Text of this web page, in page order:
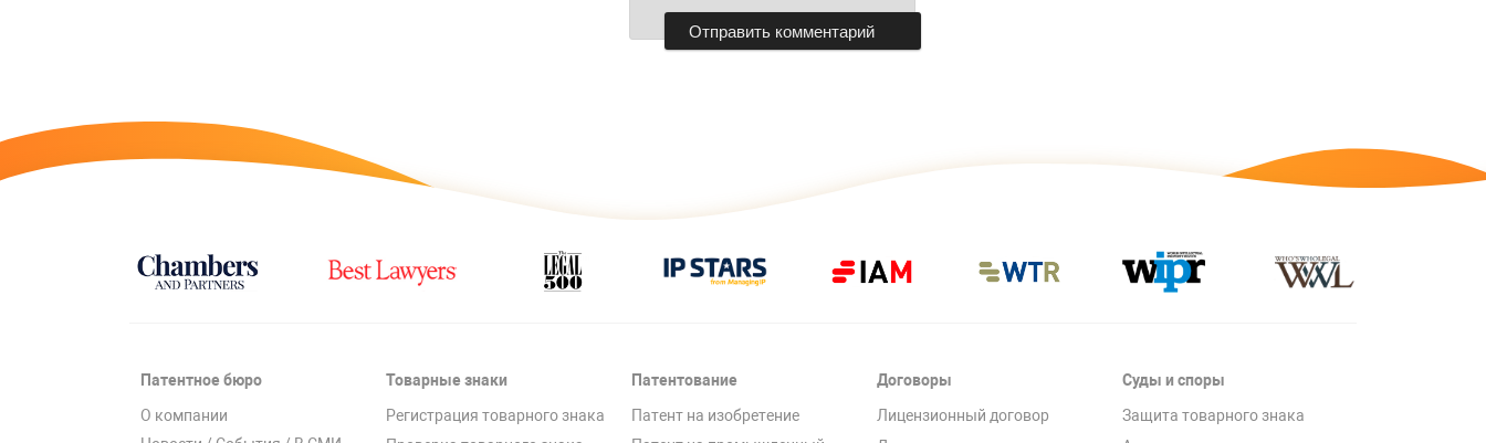
Патентное бюро
О компании
Товарные знаки
Регистрация товарного знака
Патентование
Патент на изобретение
Договоры
Лицензионный договор
Суды и споры
Защита товарного знака